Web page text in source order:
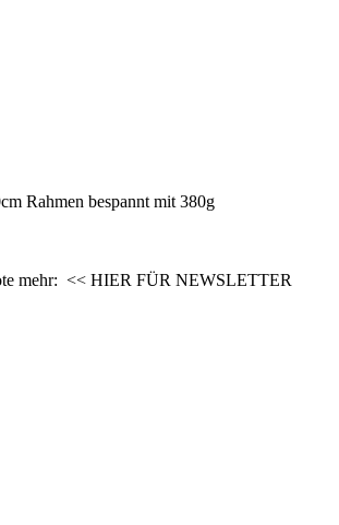
Rahmen bespannt mit 380g
mehr: << HIER FÜR NEWSLETTER